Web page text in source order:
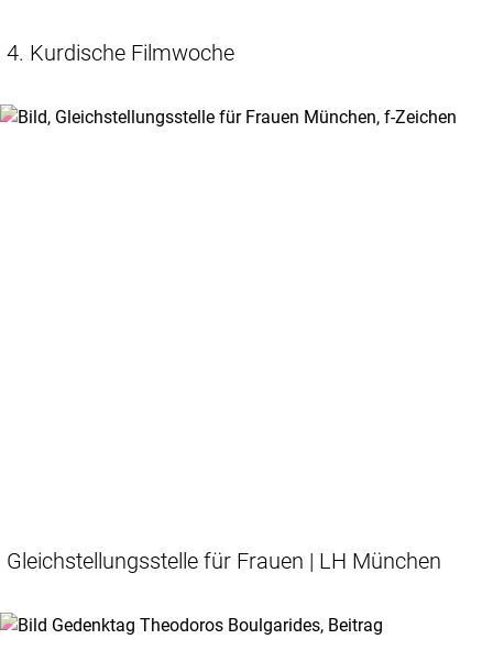
4. Kurdische Filmwoche
Gleichstellungsstelle für Frauen | LH München